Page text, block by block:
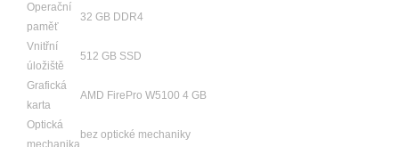
Operační
paměť
32 GB DDR4
Vnitřní
úložiště
512 GB SSD
Grafická
karta
AMD FirePro W5100 4 GB
Optická
mechanika
bez optické mechaniky